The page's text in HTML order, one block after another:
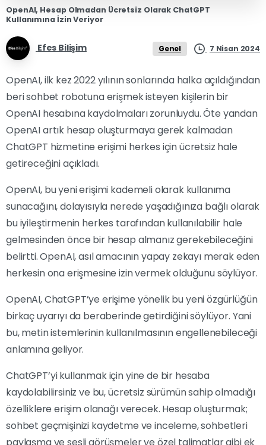
OpenAI, Hesap Olmadan Ücretsiz Olarak ChatGPT
Kullanımına İzin Veriyor
Efes Bilişim Genel 7 Nisan 2024
OpenAI, ilk kez 2022 yılının sonlarında halka açıldığından
beri sohbet robotuna erişmek isteyen kişilerin bir
OpenAI hesabına kaydolmaları zorunluydu. Öte yandan
OpenAI artık hesap oluşturmaya gerek kalmadan
ChatGPT hizmetine erişimi herkes için ücretsiz hale
getireceğini açıkladı.
OpenAI, bu yeni erişimi kademeli olarak kullanıma
sunacağını, dolayısıyla nerede yaşadığınıza bağlı olarak
bu iyileştirmenin herkes tarafından kullanılabilir hale
gelmesinden önce bir hesap almanız gerekebileceğini
belirtti. OpenAI, asıl amacının yapay zekayı merak eden
herkesin ona erişmesine izin vermek olduğunu söylüyor.
OpenAI, ChatGPT’ye erişime yönelik bu yeni özgürlüğün
birkaç uyarıyı da beraberinde getirdiğini söylüyor. Yani
bu, metin istemlerinin kullanılmasının engellenebileceği
anlamına geliyor.
ChatGPT’yi kullanmak için yine de bir hesaba
kaydolabilirsiniz ve bu, ücretsiz sürümün sahip olmadığı
özelliklere erişim olanağı verecek. Hesap oluşturmak;
sohbet geçmişinizi kaydetme ve inceleme, sohbetleri